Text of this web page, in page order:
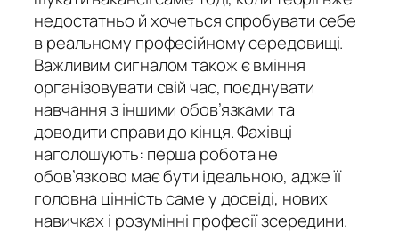
недостатньо й хочеться спробувати себе
в реальному професійному середовищі.
Важливим сигналом також є вміння
організовувати свій час, поєднувати
навчання з іншими обов’язками та
доводити справи до кінця. Фахівці
наголошують: перша робота не
обов’язково має бути ідеальною, адже її
головна цінність саме у досвіді, нових
навичках і розумінні професії зсередини.